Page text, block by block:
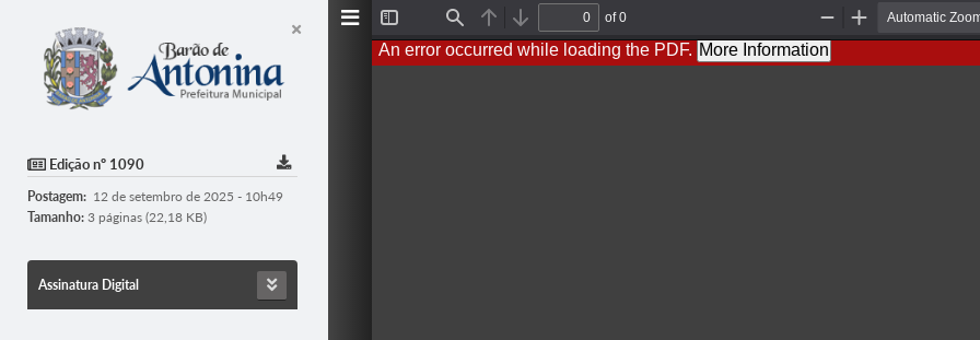
Edição nº 1090
Postagem: 12 de setembro de 2025 - 10h49
Tamanho: 3 páginas (22,18 KB)
Assinatura Digital
Sidebar
Find Previous
Next
of 0
Out
An error occurred while loading the PDF. More Information